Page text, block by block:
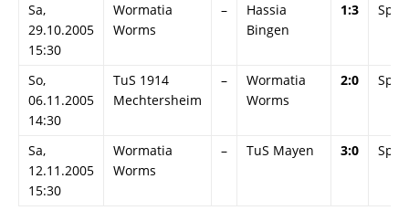
Sa,
29.10.2005
15:30
Wormatia
Worms
–
Hassia
Bingen
1:3
So,
06.11.2005
14:30
TuS 1914
Mechtersheim
–
Wormatia
Worms
2:0
Sa,
12.11.2005
15:30
Wormatia
Worms
– TuS Mayen 3:0